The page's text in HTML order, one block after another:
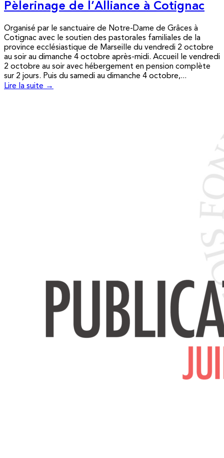
Pèlerinage de l’Alliance à Cotignac
Organisé par le sanctuaire de Notre-Dame de Grâces à
Cotignac avec le soutien des pastorales familiales de la
province ecclésiastique de Marseille du vendredi 2 octobre
au soir au dimanche 4 octobre après-midi. Accueil le vendredi
2 octobre au soir avec hébergement en pension complète
sur 2 jours. Puis du samedi au dimanche 4 octobre,...
Lire la suite →